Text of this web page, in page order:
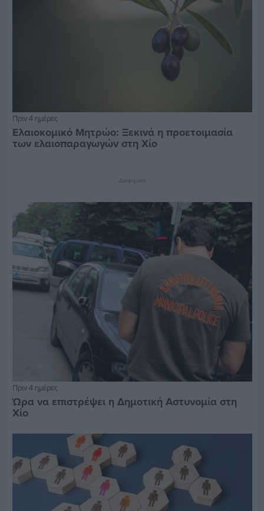
Πριν 4 ημέρες
Ελαιοκομικό Μητρώο: Ξεκινά η προετοιμασία
των ελαιοπαραγωγών στη Χίο
Διαφήμιση
Πριν 4 ημέρες
Ώρα να επιστρέψει η Δημοτική Αστυνομία στη
Χίο